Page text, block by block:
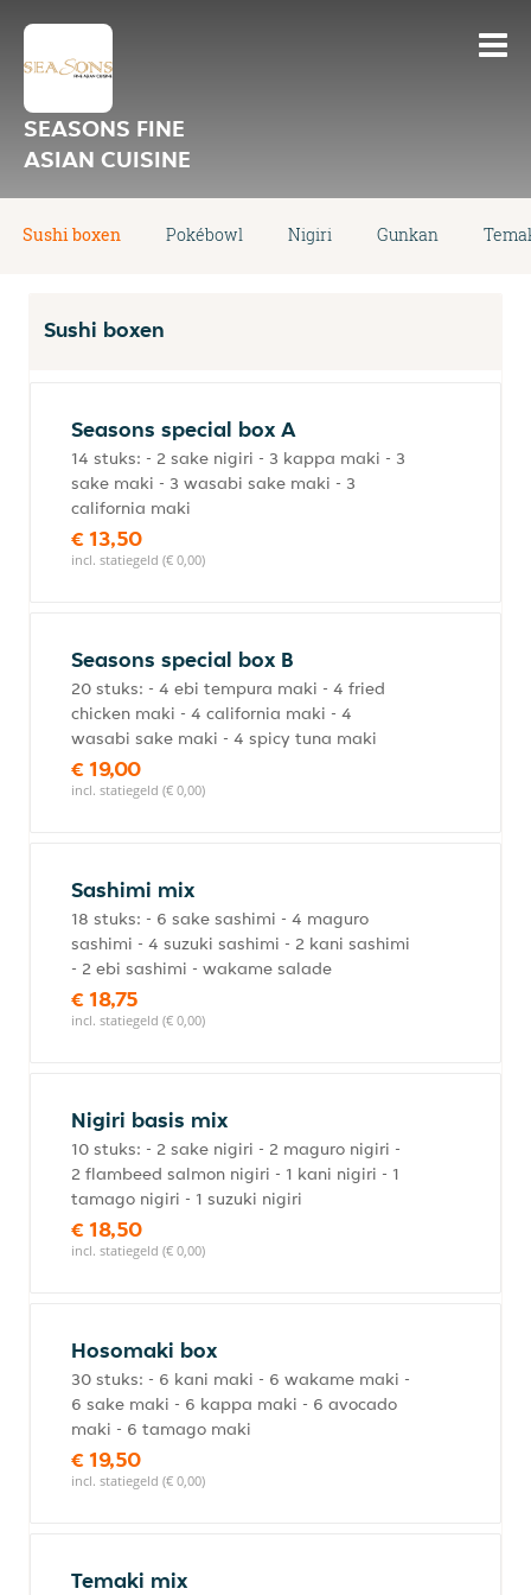
SEASONS FINE
ASIAN CUISINE
Sushi boxen Pokébowl Nigiri Gunkan
Sushi boxen
Seasons special box A
14 stuks: - 2 sake nigiri - 3 kappa maki - 3
sake maki - 3 wasabi sake maki - 3
california maki
€ 13,50
incl. statiegeld (€ 0,00)
Seasons special box B
20 stuks: - 4 ebi tempura maki - 4 fried
chicken maki - 4 california maki - 4
wasabi sake maki - 4 spicy tuna maki
€ 19,00
incl. statiegeld (€ 0,00)
Sashimi mix
18 stuks: - 6 sake sashimi - 4 maguro
sashimi - 4 suzuki sashimi - 2 kani sashimi
- 2 ebi sashimi - wakame salade
€ 18,75
incl. statiegeld (€ 0,00)
Nigiri basis mix
10 stuks: - 2 sake nigiri - 2 maguro nigiri -
2 flambeed salmon nigiri - 1 kani nigiri - 1
tamago nigiri - 1 suzuki nigiri
€ 18,50
incl. statiegeld (€ 0,00)
Hosomaki box
30 stuks: - 6 kani maki - 6 wakame maki -
6 sake maki - 6 kappa maki - 6 avocado
maki - 6 tamago maki
€ 19,50
incl. statiegeld (€ 0,00)
Temaki mix